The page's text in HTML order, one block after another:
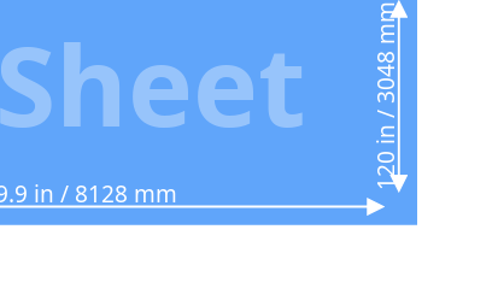
in / 8128 mm
120 in / 3048 mm